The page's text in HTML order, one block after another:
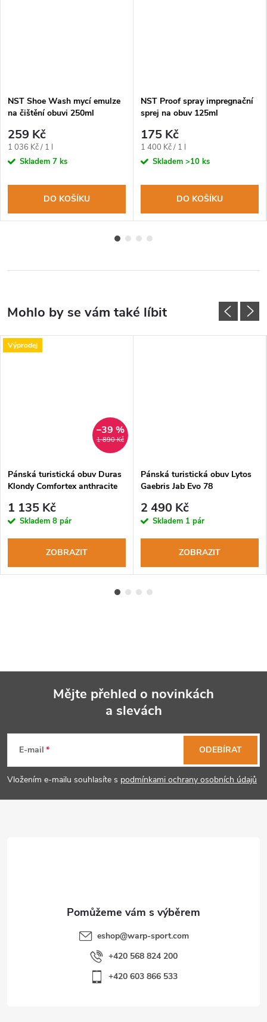
NST Shoe Wash mycí emulze
na čištění obuvi 250ml
259 Kč
Měrná
cena:
1 036 Kč / 1 l
Skladem 7 ks
DO KOŠÍKU
NST Proof spray impregnační
sprej na obuv 125ml
175 Kč
Měrná
cena:
1 400 Kč / 1 l
Skladem >10 ks
DO KOŠÍKU
Výprodej
1 890 Kč
–39 %
Pánská turistická obuv Duras
Klondy Comfortex anthracite
1 135 Kč
Skladem 8 pár
ZOBRAZIT
Pánská turistická obuv Lytos
Gaebris Jab Evo 78
2 490 Kč
Skladem 1 pár
ZOBRAZIT
p
Mějte přehled o novinkách
a slevách
E-mail
Vložením e-mailu souhlasíte s podmínkami ochrany osobních údajů
ODEBÍRAT
eshop@warp-sport.com
+420 568 824 200
+420 603 866 533